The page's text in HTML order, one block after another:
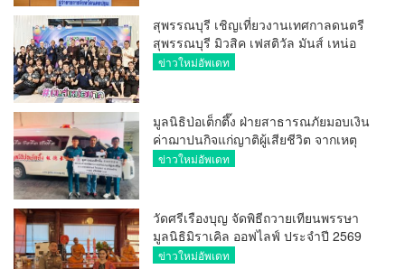
สุพรรณบุรี เชิญเที่ยวงานเทศกาลดนตรี
สุพรรณบุรี มิวสิค เฟสติวัล มันส์ เหน่อ
มาก
ข่าวใหม่อัพเดท
มูลนิธิป่อเต็กตึ๊ง ฝ่ายสาธารณภัยมอบเงิน
ค่าฌาปนกิจแก่ญาติผู้เสียชีวิต จากเหตุ
เพลิงไหม้ โรงเบียร์ ณ ลาดพร้าว จำนวน
ข่าวใหม่อัพเดท
วัดศรีเรืองบุญ จัดพิธีถวายเทียนพรรษา
มูลนิธิมิราเคิล ออฟไลฟ์ ประจำปี 2569
พล.ต.ต.ศิริวัฒน์ ดีพอ ให้เกียรติเป็น
ข่าวใหม่อัพเดท